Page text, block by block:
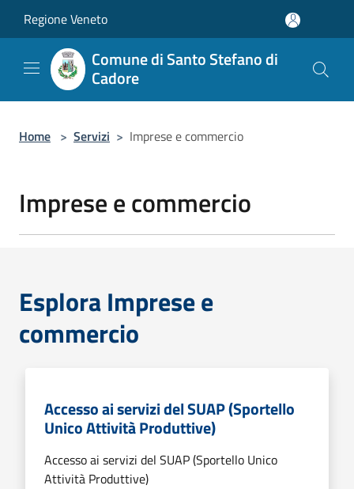
Regione Veneto
Comune di Santo Stefano di
Cadore
Home > Servizi > Imprese e commercio
Imprese e commercio
Esplora Imprese e
commercio
Accesso ai servizi del SUAP (Sportello
Unico Attività Produttive)
Accesso ai servizi del SUAP (Sportello Unico
Attività Produttive)